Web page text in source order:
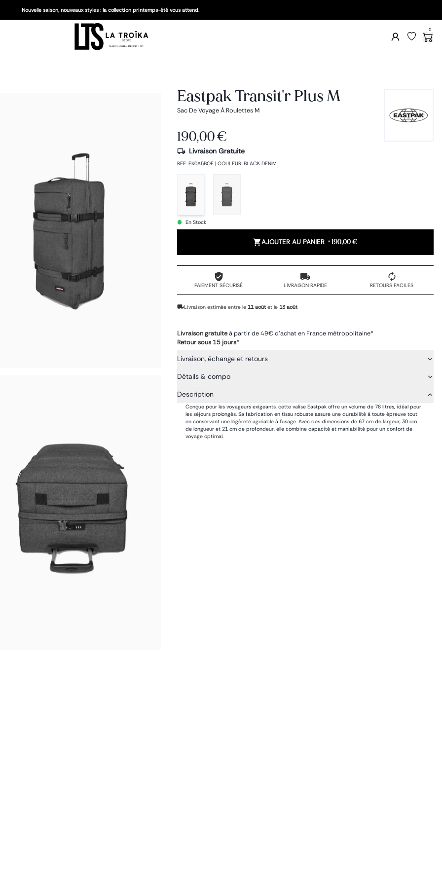
Nouvelle saison, nouveaux styles : la collection printemps-été vous attend.
0
Eastpak Transit'r Plus M
Sac De Voyage À Roulettes M
190,00 €
Livraison Gratuite
REF: EK0A5BOE| COULEUR: BLACK DENIM
En Stock
AJOUTER AU PANIER • 190,00 €
PAIEMENT SÉCURISÉ LIVRAISON RAPIDE RETOURS FACILES
Livraison estimée entre le 11 août et le 13 août
Livraison gratuiteà partir de 49€ d'achat en France métropolitaine*
Retour sous 15 jours*
Livraison, échange et retours
Détails & compo
Description
Conçue pour les voyageurs exigeants, cette valise Eastpak offre un volume de 78 litres, idéal pour
les séjours prolongés. Sa fabrication en tissu robuste assure une durabilité à toute épreuve tout
en conservant une légèreté agréable à l’usage. Avec des dimensions de 67 cm de largeur, 30 cm
de longueur et 21 cm de profondeur, elle combine capacité et maniabilité pour un confort de
voyage optimal.